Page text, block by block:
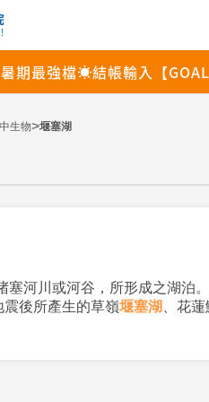
生物>堰塞湖
塞河川或河谷，所形成之湖泊。
後所產生的草嶺堰塞湖 、花